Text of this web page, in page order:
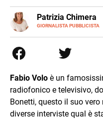
Patrizia Chimera
GIORNALISTA PUBBLICISTA
E-
MAIL
LINKEDIN
collaborato con
comunicazione
Fabio Volo è un
radiofonico e televisivo,
Bonetti, questo il suo
diverse interviste qual è